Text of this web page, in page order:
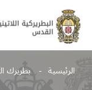
الرئيسية بطريرك